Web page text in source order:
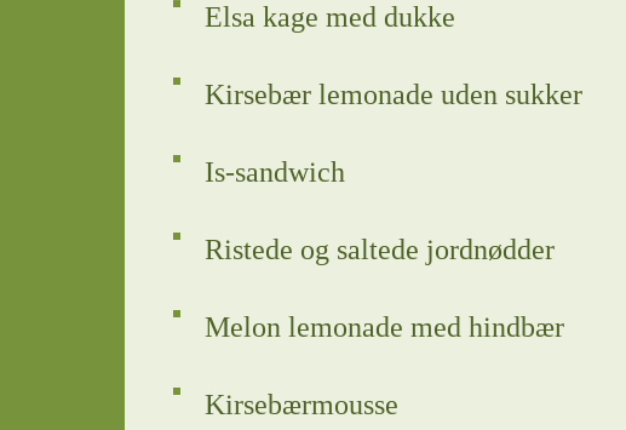
Elsa kage med dukke
Kirsebær lemonade uden sukker
Is-sandwich
Ristede og saltede jordnødder
Melon lemonade med hindbær
Kirsebærmousse